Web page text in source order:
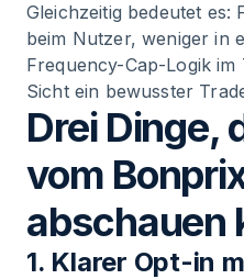
Gleichzeitig bedeutet es:
beim Nutzer, weniger in
Frequency-Cap-Logik
Sicht ein bewusster
Drei Dinge,
vom
abschauen
1. Klarer Opt-in